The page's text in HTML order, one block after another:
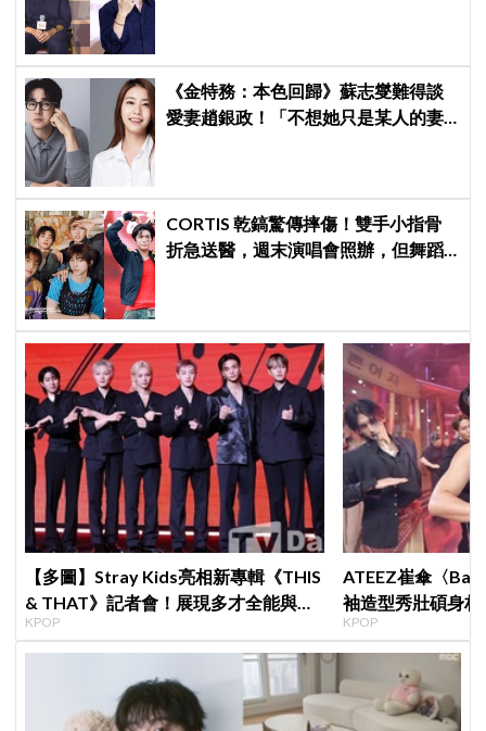
《金特務：本色回歸》蘇志燮難得談
愛妻趙銀政！「不想她只是某人的妻
CORTIS 乾鎬驚傳摔傷！雙手小指骨
折急送醫，週末演唱會照辦，但舞蹈
【多圖】Stray Kids亮相新專輯《THIS
& THAT》記者會！展現多才全能與滿
滿自信，預告「以熱治熱」炸裂夏日音
樂圈
KPOP
ATEEZ崔傘〈
袖造型秀壯碩身
Shorts演算法
KPOP